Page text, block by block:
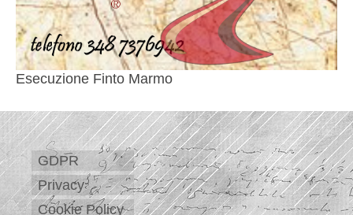
Esecuzione Finto Marmo
GDPR
Privacy
Cookie Policy